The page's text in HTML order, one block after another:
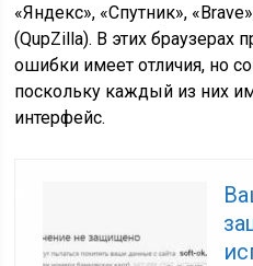
«Яндекс», «Спутник»,
(QupZilla). В этих браузерах
ошибки имеет отличия, но
поскольку каждый из них
интерфейс.